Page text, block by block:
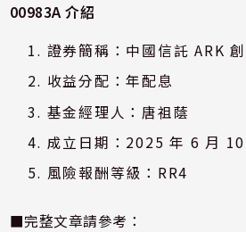
00983A介紹
證券簡稱：中國信託 ARK
收益分配：年配息
基金經理人：唐祖蔭
成立日期：2025 年 6 月 10
風險報酬等級：RR4
■完整文章請參考：